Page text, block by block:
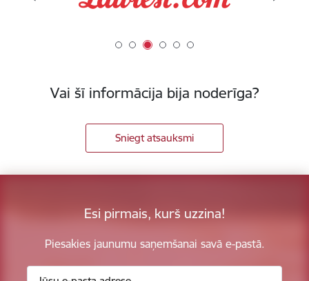
Vai šī informācija bija noderīga?
Sniegt atsauksmi
Esi pirmais, kurš uzzina!
Piesakies jaunumu saņemšanai savā e-pastā.